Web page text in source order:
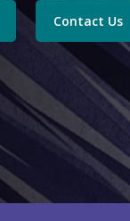
Contact Us